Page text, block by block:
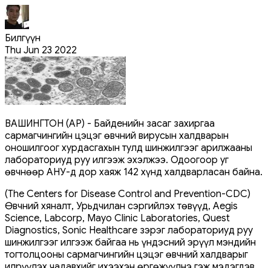
Билгүүн
Thu Jun 23 2022
ВАШИНГТОН (AP) - Байденийн засаг захиргаа
сармагчингийн цэцэг өвчний вирусын халдварын
оношилгоог хурдасгахын тулд шинжилгээг арилжааны
лабораториуд руу илгээж эхэлжээ. Одоогоор уг
өвчнөөр АНУ-д дор хаяж 142 хүнд халдварласан байна.
(The Centers for Disease Control and Prevention-CDC)
Өвчний хяналт, Урьдчилан сэргийлэх төвүүд, Aegis
Science, Labcorp, Mayo Clinic Laboratories, Quest
Diagnostics, Sonic Healthcare зэрэг лабораториуд руу
шинжилгээг илгээж байгаа нь үндэсний эрүүл мэндийн
тогтолцооны сармагчингийн цэцэг өвчний халдварыг